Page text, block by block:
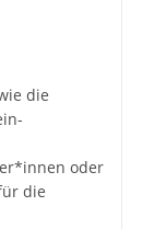
die
oder
die